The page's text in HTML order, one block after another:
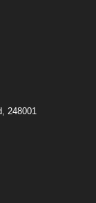
248001